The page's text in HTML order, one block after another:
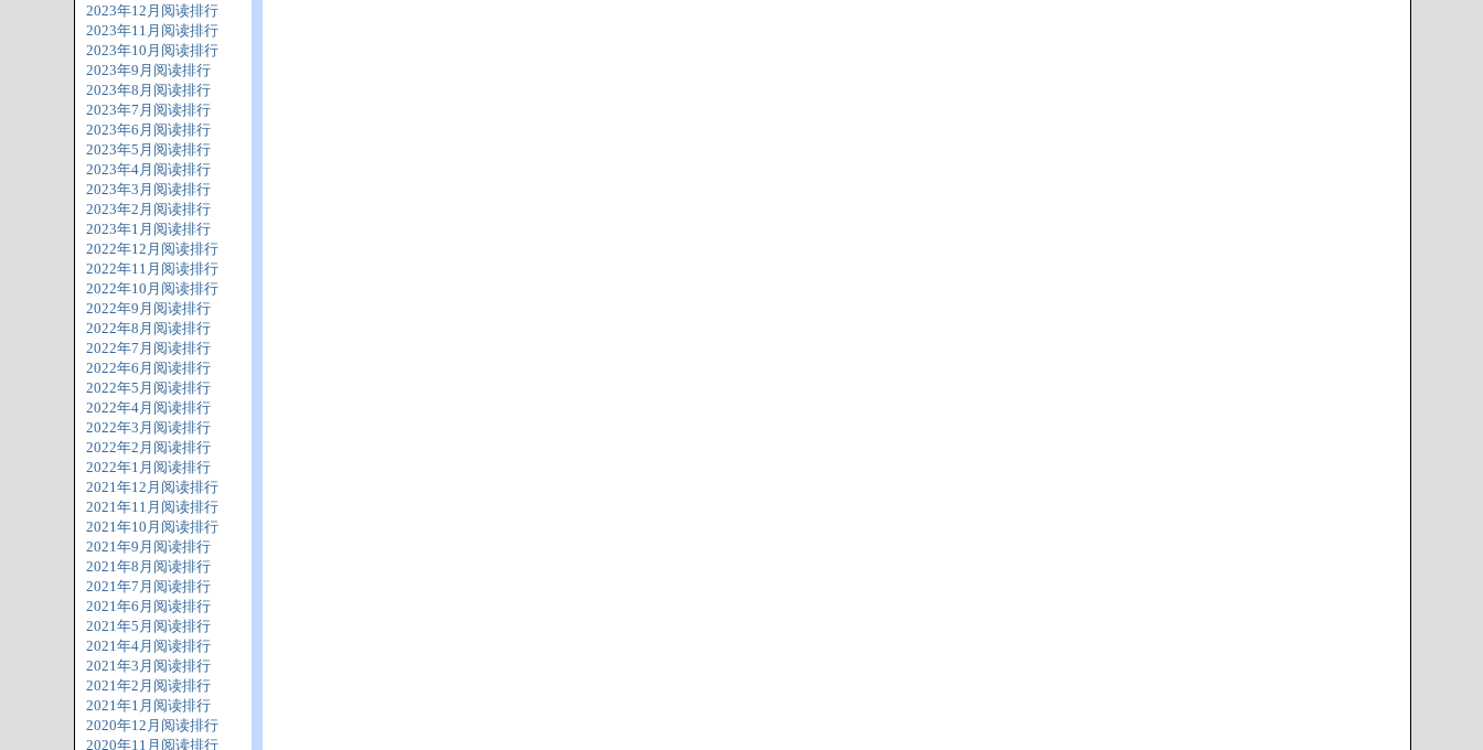
2023年12月阅读排行
2023年11月阅读排行
2023年10月阅读排行
2023年9月阅读排行
2023年8月阅读排行
2023年7月阅读排行
2023年6月阅读排行
2023年5月阅读排行
2023年4月阅读排行
2023年3月阅读排行
2023年2月阅读排行
2023年1月阅读排行
2022年12月阅读排行
2022年11月阅读排行
2022年10月阅读排行
2022年9月阅读排行
2022年8月阅读排行
2022年7月阅读排行
2022年6月阅读排行
2022年5月阅读排行
2022年4月阅读排行
2022年3月阅读排行
2022年2月阅读排行
2022年1月阅读排行
2021年12月阅读排行
2021年11月阅读排行
2021年10月阅读排行
2021年9月阅读排行
2021年8月阅读排行
2021年7月阅读排行
2021年6月阅读排行
2021年5月阅读排行
2021年4月阅读排行
2021年3月阅读排行
2021年2月阅读排行
2021年1月阅读排行
2020年12月阅读排行
2020年11月阅读排行